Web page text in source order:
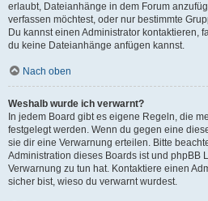
erlaubt, Dateianhänge in dem Forum
verfassen möchtest, oder nur bestimmte
Du kannst einen Administrator kontaktieren,
du keine Dateianhänge anfügen kannst.
Nach oben
Weshalb wurde ich verwarnt?
In jedem Board gibt es eigene Regeln, die
festgelegt werden. Wenn du gegen eine
sie dir eine Verwarnung erteilen. Bitte
Administration dieses Boards ist und phpBB
Verwarnung zu tun hat. Kontaktiere einen
sicher bist, wieso du verwarnt wurdest.